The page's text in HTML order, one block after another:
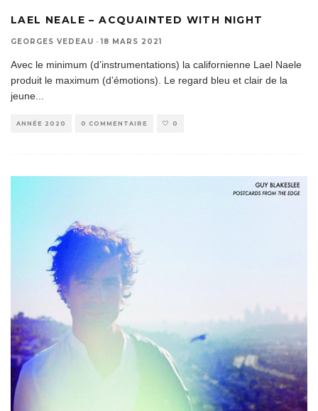
LAEL NEALE ‎– ACQUAINTED WITH NIGHT
GEORGES VEDEAU · 18 MARS 2021
Avec le minimum (d’instrumentations) la californienne Lael Naele
produit le maximum (d’émotions). Le regard bleu et clair de la
jeune...
ANNÉE 2020 0 COMMENTAIRE 0